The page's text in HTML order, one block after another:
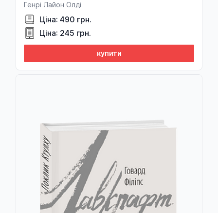
Генрі Лайон Олді
Ціна: 490 грн.
Ціна: 245 грн.
купити